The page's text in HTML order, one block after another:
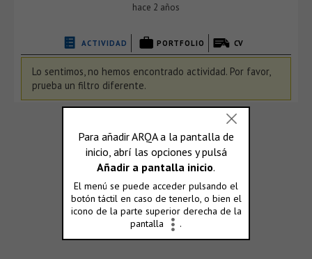
hace 2 años
ACTIVIDAD PORTFOLIO CV
Lo sentimos, no hemos encontrado actividad. Por favor,
prueba un filtro diferente.